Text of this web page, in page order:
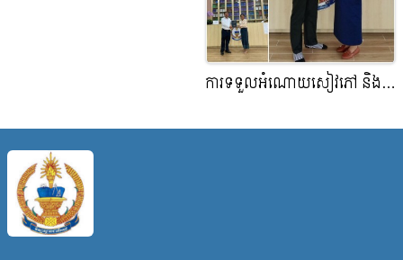
ការទទួលអំណោយសៀវភៅ និង
ជាតិអប់រំ